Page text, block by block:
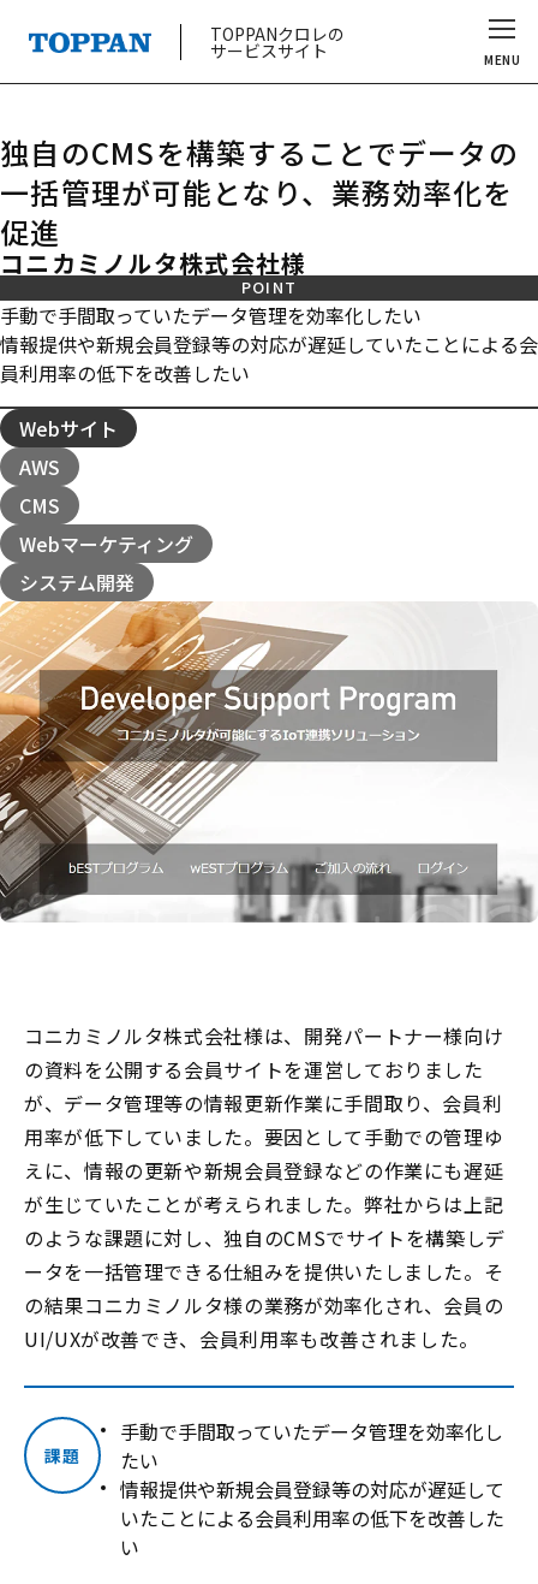
TOPPANクロレの
サービスサイト MENU
独自のCMSを構築することでデータの
一括管理が可能となり、業務効率化を
促進
コニカミノルタ株式会社様
POINT
手動で手間取っていたデータ管理を効率化したい
情報提供や新規会員登録等の対応が遅延していたことによる会
員利用率の低下を改善したい
Webサイト
AWS
CMS
Webマーケティング
システム開発
コニカミノルタ株式会社様は、開発パートナー様向け
の資料を公開する会員サイトを運営しておりました
が、データ管理等の情報更新作業に手間取り、会員利
用率が低下していました。要因として手動での管理ゆ
えに、情報の更新や新規会員登録などの作業にも遅延
が生じていたことが考えられました。弊社からは上記
のような課題に対し、独自のCMSでサイトを構築しデ
ータを一括管理できる仕組みを提供いたしました。そ
の結果コニカミノルタ様の業務が効率化され、会員の
UI/UXが改善でき、会員利用率も改善されました。
課題
手動で手間取っていたデータ管理を効率化し
たい
情報提供や新規会員登録等の対応が遅延して
いたことによる会員利用率の低下を改善した
い